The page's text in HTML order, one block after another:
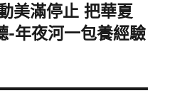
美滿停止 把華夏
-年夜河一包養經驗